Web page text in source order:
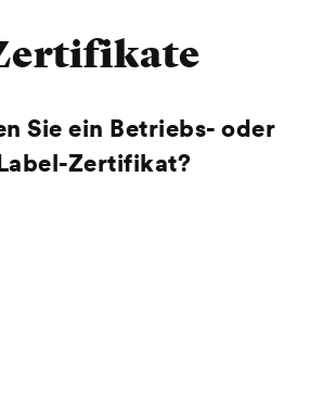
Sie ein Betriebs- oder
Zertifikat?